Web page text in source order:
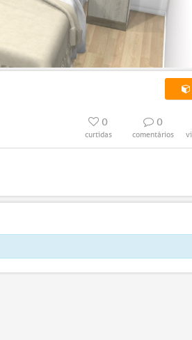
0
curtidas
0
comentários